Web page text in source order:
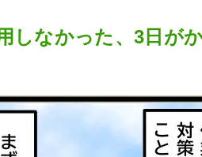
しなかった、3日が